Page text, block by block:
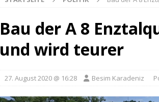
[ Sonntag, 15. Februar 2026 ]
VERANSTALTUNGEN
[ Donnerstag, 11. Dezember 2025 ]
[ Mittwoch, 5. August 2026 ]
Bau der A 8
und wird teurer
27. August 2020 @ 16:28 Besim Karadeniz